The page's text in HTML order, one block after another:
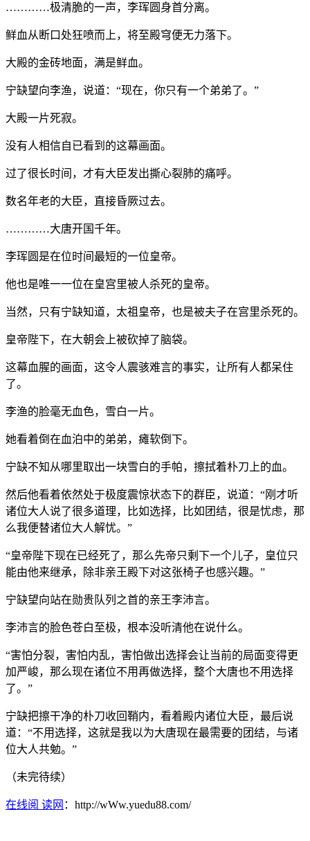
…………极清脆的一声，李珲圆身首分离。
鲜血从断口处狂喷而上，将至殿穹便无力落下。
大殿的金砖地面，满是鲜血。
宁缺望向李渔，说道：“现在，你只有一个弟弟了。”
大殿一片死寂。
没有人相信自已看到的这幕画面。
过了很长时间，才有大臣发出撕心裂肺的痛呼。
数名年老的大臣，直接昏厥过去。
…………大唐开国千年。
李珲圆是在位时间最短的一位皇帝。
他也是唯一一位在皇宫里被人杀死的皇帝。
当然，只有宁缺知道，太祖皇帝，也是被夫子在宫里杀死的。
皇帝陛下，在大朝会上被砍掉了脑袋。
这幕血腥的画面，这令人震骇难言的事实，让所有人都呆住
了。
李渔的脸毫无血色，雪白一片。
她看着倒在血泊中的弟弟，瘫软倒下。
宁缺不知从哪里取出一块雪白的手帕，擦拭着朴刀上的血。
然后他看着依然处于极度震惊状态下的群臣，说道：“刚才听
诸位大人说了很多道理，比如选择，比如团结，很是忧虑，那
么我便替诸位大人解忧。”
“皇帝陛下现在已经死了，那么先帝只剩下一个儿子，皇位只
能由他来继承，除非亲王殿下对这张椅子也感兴趣。”
宁缺望向站在勋贵队列之首的亲王李沛言。
李沛言的脸色苍白至极，根本没听清他在说什么。
“害怕分裂，害怕内乱，害怕做出选择会让当前的局面变得更
加严峻，那么现在诸位不用再做选择，整个大唐也不用选择
了。”
宁缺把擦干净的朴刀收回鞘内，看着殿内诸位大臣，最后说
道：“不用选择，这就是我以为大唐现在最需要的团结，与诸
位大人共勉。”
（未完待续）
在线阅 读网 ：http://wWw.yuedu88.com/